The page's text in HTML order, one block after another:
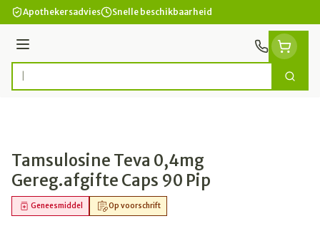
Ga naar de inhoud
Apothekersadvies Snelle beschikbaarheid
Menu
Product, merk, categorie... Zoek
Tamsulosine Teva 0,4mg
Gereg.afgifte Caps 90 Pip
Op voorschrift
Geneesmiddel